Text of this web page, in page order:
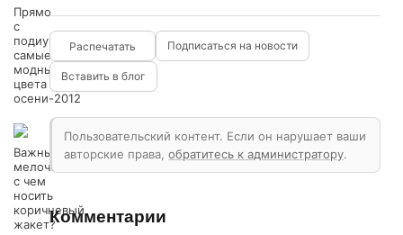
Прямо
с
подиума:
самые
модные
цвета
осени-2012
Важные
мелочи:
с чем
носить
коричневый
жакет?
Подписаться на новости
Вставить в блог
Пользовательский контент. Если он нарушает ваши
авторские права,обратитесь к администратору.
Комментарии